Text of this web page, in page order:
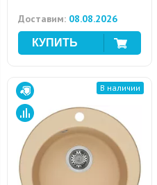
Доставим: 08.08.2026
В наличии